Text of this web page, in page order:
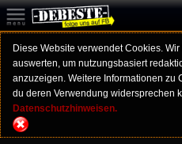
Diese Website verwendet Cookies.
auswerten, um nutzungsbasiert
anzuzeigen. Weitere Informationen zu
du deren Verwendung widersprechen
Datenschutzhinweisen.